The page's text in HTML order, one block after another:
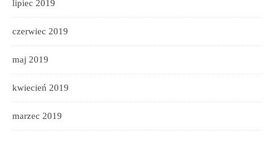
lipiec 2019
czerwiec 2019
maj 2019
kwiecień 2019
marzec 2019